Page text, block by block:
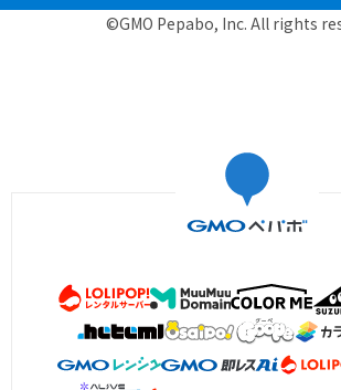
©GMO Pepabo, Inc. All rights